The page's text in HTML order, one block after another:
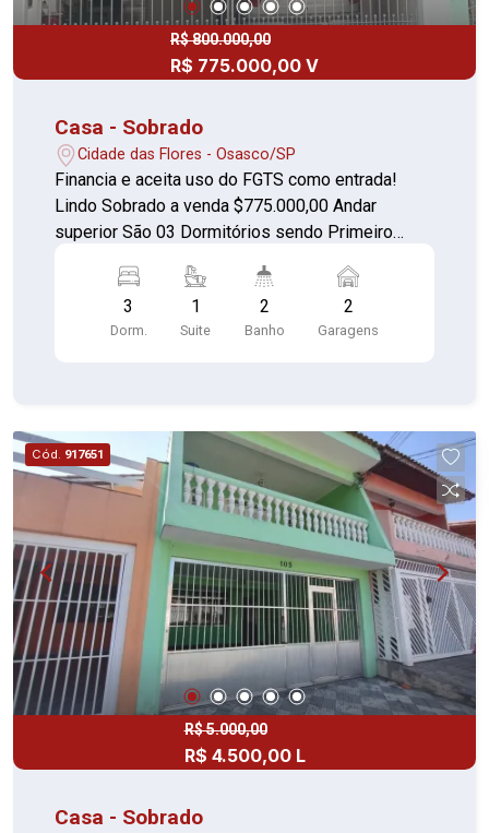
R$ 800.000,00
R$ 775.000,00 V
Casa - Sobrado
Cidade das Flores - Osasco/SP
Financia e aceita uso do FGTS como entrada!
Lindo Sobrado a venda $775.000,00 Andar
superior São 03 Dormitórios sendo Primeiro
Terceiro dorm corredor do meio Piso de madeira
madeira maciça com depósito Copa Cozinha
Carros Casa recém reformada pintura nova Vale a
pena conferir
3
Dorm.
1
Suite
2
Banho
2
Garagens
Cód. 917651
R$ 5.000,00
R$ 4.500,00 L
Casa - Sobrado